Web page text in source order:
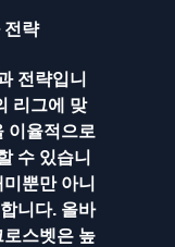
전략
전략입니
리그에 맞
이율적으로
수 있습니
뿐만 아니
니다. 올바
스벳은 높